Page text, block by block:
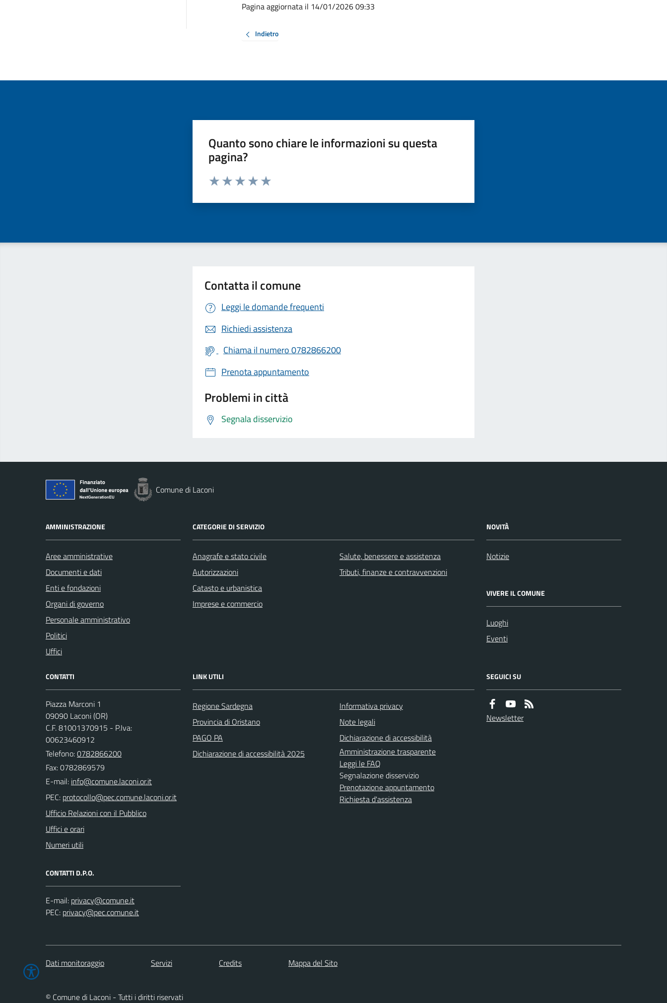
Pagina aggiornata il 14/01/2026 09:33
Indietro
Quanto sono chiare le informazioni su questa
pagina?
Valuta da 1 a 5 stelle la pagina
Contatta il comune
Leggi le domande frequenti
Richiedi assistenza
Chiama il numero 0782866200
Prenota appuntamento
Problemi in città
Segnala disservizio
Comune di Laconi
AMMINISTRAZIONE
Aree amministrative
Documenti e dati
Enti e fondazioni
Organi di governo
Personale amministrativo
Politici
Uffici
CATEGORIE DI SERVIZIO
Anagrafe e stato civile
Autorizzazioni
Catasto e urbanistica
Imprese e commercio
Salute, benessere e assistenza
Tributi, finanze e contravvenzioni
NOVITÀ
Notizie
VIVERE IL COMUNE
Luoghi
Eventi
CONTATTI
Piazza Marconi 1
09090 Laconi (OR)
C.F. 81001370915 - P.Iva:
00623460912
Telefono:0782866200
Fax: 0782869579
E-mail:
PEC:
Ufficio Relazioni con il Pubblico
Uffici e orari
Numeri utili
CONTATTI D.P.O.
E-mail:
PEC:
LINK UTILI
Regione Sardegna
Provincia di Oristano
PAGO PA
Dichiarazione di accessibilità 2025
Informativa privacy
Note legali
Dichiarazione di accessibilità
Amministrazione trasparente
Leggi le FAQ
Segnalazione disservizio
Prenotazione appuntamento
Richiesta d'assistenza
SEGUICI SU
Newsletter
Dati monitoraggio Servizi Credits Mappa del Sito
© Comune di Laconi - Tutti i diritti riservati